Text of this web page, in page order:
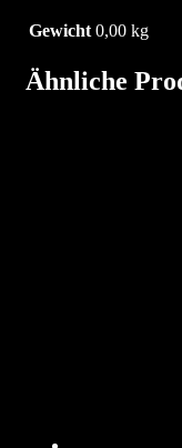
Gewicht 0,00 kg
Ähnliche